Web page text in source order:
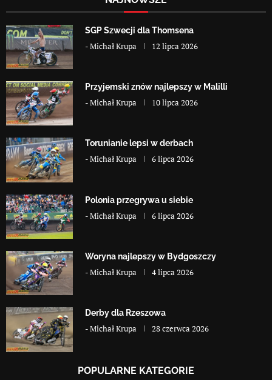
SGP Szwecji dla Thomsena
-Michał Krupa 12 lipca 2026
Przyjemski znów najlepszy w Malilli
-Michał Krupa 10 lipca 2026
Torunianie lepsi w derbach
-Michał Krupa 6 lipca 2026
Polonia przegrywa u siebie
-Michał Krupa 6 lipca 2026
Woryna najlepszy w Bydgoszczy
-Michał Krupa 4 lipca 2026
Derby dla Rzeszowa
-Michał Krupa 28 czerwca 2026
POPULARNE KATEGORIE